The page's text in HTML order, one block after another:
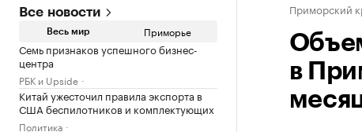
Все новости
Весь мир Приморье
Семь признаков успешного бизнес-
центра
РБК и Upside
Китай ужесточил правила экспорта в
США беспилотников и комплектующих
Политика
Приморский
в